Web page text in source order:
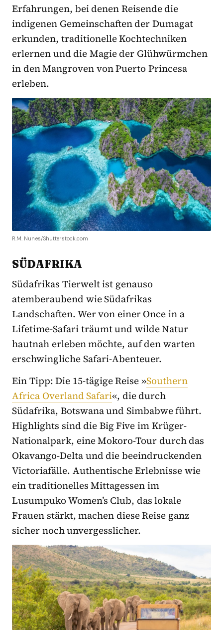
Erfahrungen, bei denen Reisende die
indigenen Gemeinschaften der Dumagat
erkunden, traditionelle Kochtechniken
erlernen und die Magie der Glühwürmchen
in den Mangroven von Puerto Princesa
erleben.
R.M. Nunes/Shutterstock.com
SÜDAFRIKA
Südafrikas Tierwelt ist genauso
atemberaubend wie Südafrikas
Landschaften. Wer von einer Once in a
Lifetime-Safari träumt und wilde Natur
hautnah erleben möchte, auf den warten
erschwingliche Safari-Abenteuer.
Ein Tipp: Die 15-tägige Reise »Southern
Africa Overland Safari«, die durch
Südafrika, Botswana und Simbabwe führt.
Highlights sind die Big Five im Krüger-
Nationalpark, eine Mokoro-Tour durch das
Okavango-Delta und die beeindruckenden
Victoriafälle. Authentische Erlebnisse wie
ein traditionelles Mittagessen im
Lusumpuko Women’s Club, das lokale
Frauen stärkt, machen diese Reise ganz
sicher noch unvergesslicher.